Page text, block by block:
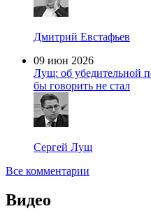
Дмитрий Евстафьев
09 июн 2026
Лущ: об убедительной
бы говорить не стал
Сергей Лущ
Все комментарии
Видео